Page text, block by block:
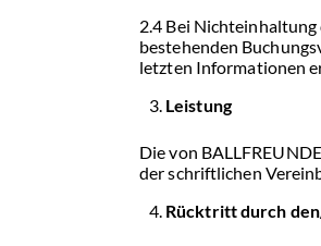
2.4 Bei
bestehenden
letzten Informationen
Leistung
Die von
der schriftlichen
Rücktritt durch